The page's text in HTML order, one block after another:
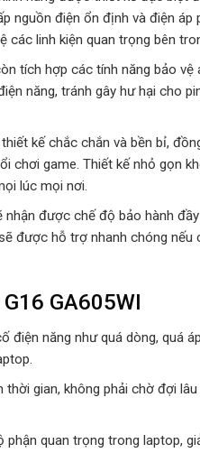
nguồn điện ổn định và điện áp
linh kiện quan trọng bên
tích hợp các tính năng bảo vệ
năng, tránh gây hư hại cho
kế chắc chắn và bền bỉ,
chơi game. Thiết kế nhỏ gọn
lúc mọi nơi.
được chế độ bảo hành
được hỗ trợ nhanh chóng nếu
GA605WI
điện năng như quá dòng, quá
thời gian, không phải chờ đợi
quan trọng trong laptop,